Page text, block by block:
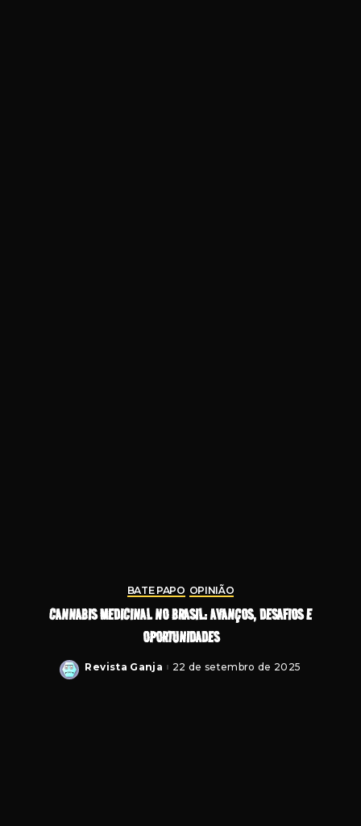
BATE PAPO OPINIÃO
CANNABIS MEDICINAL NO BRASIL: AVANÇOS, DESAFIOS E
OPORTUNIDADES
Posted
Revista Ganja 22 de setembro de 2025